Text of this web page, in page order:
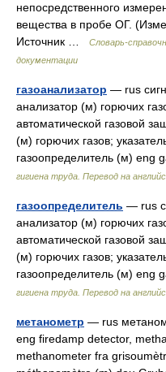
непосредственного
вещества в пробе ОГ.
Источник …
Словарь-
документации
газоанализатор — rus
анализатор (м) горючих
автоматической газовой
(м) горючих газов;
газоопределитель (м)
гигиена труда. Перевод на
газоопределитель — rus
анализатор (м) горючих
автоматической газовой
(м) горючих газов;
газоопределитель (м)
гигиена труда. Перевод на
метанометр — rus
eng firedamp detector,
methanometer fra